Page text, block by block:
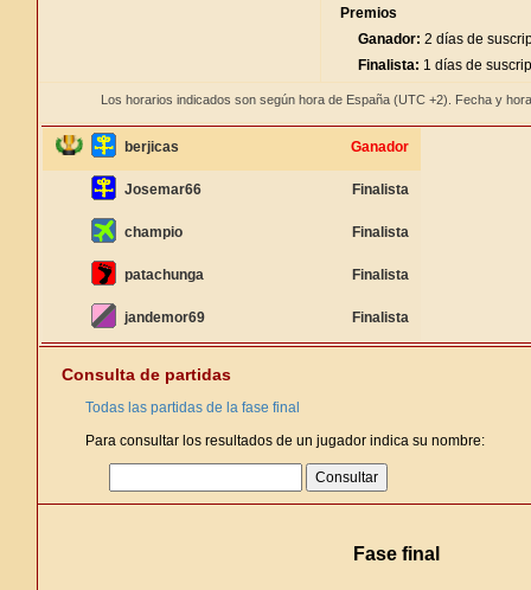
Premios
Ganador: 2 días de
Finalista: 1 días de
Los horarios indicados son según hora de España (UTC +2). Fecha y
berjicas Ganador
Josemar66 Finalista
champio Finalista
patachunga Finalista
jandemor69 Finalista
Consulta de partidas
Todas las partidas de la fase final
Para consultar los resultados de un jugador indica su nombre:
Fase final